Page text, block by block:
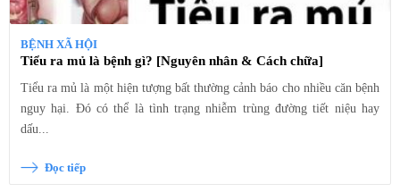
BỆNH XÃ HỘI
Tiểu ra mủ là bệnh gì? [Nguyên nhân & Cách chữa]
Tiểu ra mủ là một hiện tượng bất thường cảnh báo cho nhiều căn bệnh
nguy hại. Đó có thể là tình trạng nhiễm trùng đường tiết niệu hay
dấu...
Đọc tiếp